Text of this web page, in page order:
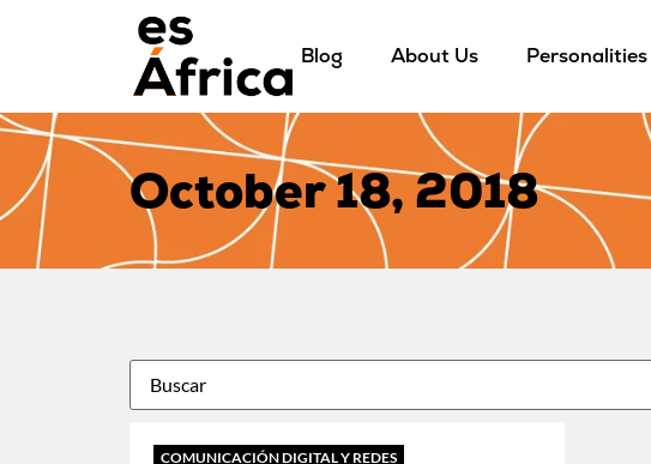
Blog About Us Personalities
October 18, 2018
COMUNICACIÓN DIGITAL Y REDES